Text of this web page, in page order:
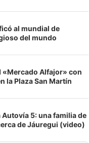
al mundial de
del mundo
«Mercado Alfajor» con
la Plaza San Martín
5: una familia de
de Jáuregui (video)